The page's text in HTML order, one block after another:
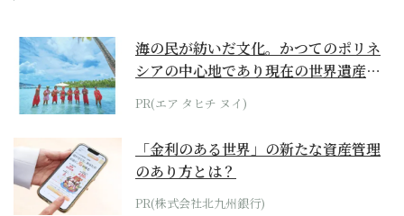
海の民が紡いだ文化。かつてのポリネ
シアの中心地であり現在の世界遺産か
らみえてくる...
PR(エア タヒチ ヌイ)
「金利のある世界」の新たな資産管理
のあり方とは？
PR(株式会社北九州銀行)